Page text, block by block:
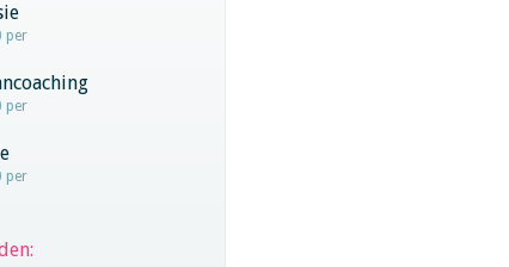
per
per
per